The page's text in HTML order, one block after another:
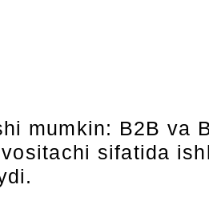
mumkin: B2B va
sifatida